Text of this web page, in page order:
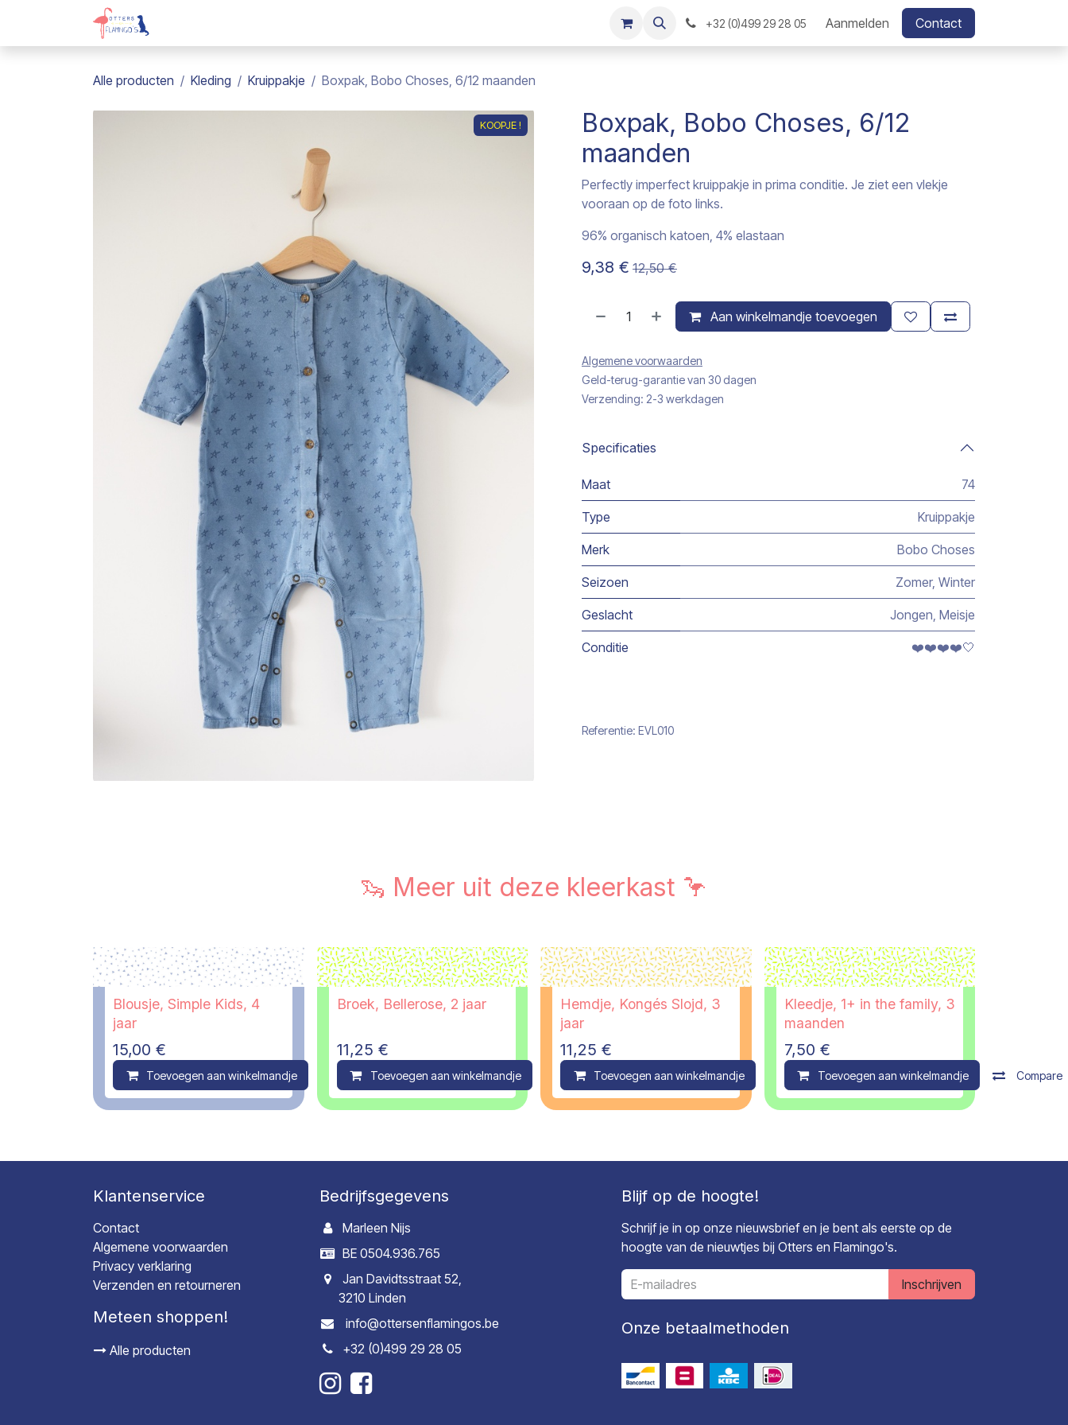
Overslaan naar inhoud
+32 (0)499 29 28 05 Aanmelden Contact
Alle producten Kleding Kruippakje Boxpak, Bobo Choses, 6/12 maanden
KOOPJE !
Boxpak, Bobo Choses, 6/12
maanden
Perfectly imperfect kruippakje in prima conditie. Je ziet een vlekje
vooraan op de foto links.
96% organisch katoen, 4% elastaan
9,38 € 12,50€
Aan winkelmandje toevoegen
Algemene voorwaarden
Geld-terug-garantie van 30 dagen
Verzending: 2-3 werkdagen
Specificaties
Maat 74
Type Kruippakje
Merk Bobo Choses
Seizoen Zomer, Winter
Geslacht Jongen, Meisje
Conditie ❤️❤️❤️❤️🤍
Referentie: EVL010
🦦 Meer uit deze kleerkast 🦩
Blousje, Simple Kids, 4
jaar
15,00 €
Toevoegen aan winkelmandje Compare
Broek, Bellerose, 2 jaar
11,25 €
Toevoegen aan winkelmandje Compare
Hemdje, Kongés Slojd, 3
jaar
11,25 €
Toevoegen aan winkelmandje Compare
Kleedje, 1+ in the family, 3
maanden
7,50 €
Toevoegen aan winkelmandje Compare
Klantenservice
Contact
Algemene voorwaarden
Privacy verklaring
Verzenden en retourneren
Meteen shoppen!
Alle producten
Bedrijfsgegevens
Marleen Nijs
BE 0504.936.765
Jan Davidtsstraat 52,
3210 Linden
info@ottersenflamingos.be
+32 (0)499 29 28 05
Blijf op de hoogte!
Schrijf je in op onze nieuwsbrief en je bent als eerste op de
hoogte van de nieuwtjes bij Otters en Flamingo's.
Inschrijven
Onze betaalmethoden